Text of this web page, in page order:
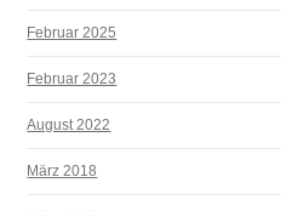
Februar 2025
Februar 2023
August 2022
März 2018